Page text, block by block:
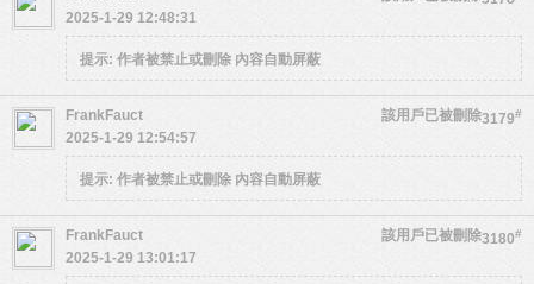
2025-1-29 12:48:31
提示: 作者被禁止或刪除 內容自動屏蔽
3179#
FrankFauct
該用戶已被刪除
2025-1-29 12:54:57
提示: 作者被禁止或刪除 內容自動屏蔽
3180#
FrankFauct
該用戶已被刪除
2025-1-29 13:01:17